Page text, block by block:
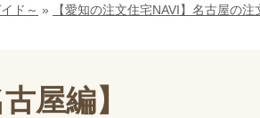
ド～ » 【愛知の注文住宅NAVI】名古屋の注
屋編】